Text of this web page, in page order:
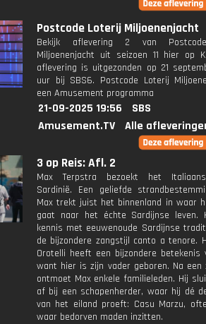
Postcode Loterij Miljoenenjacht
Bekijk aflevering 2 van
Miljoenenjacht uit seizoen 11 hier op
aflevering is uitgezonden op 21
uur bij SBS6. Postcode Loterij
een Amusement programma
21-09-2025 19:56
SBS
Amusement.TV
Alle
3 op Reis: Afl. 2
Max Terpstra bezoekt het
Sardinië. Een geliefde
Max trekt juist het binnenland in waar
gaat naar het échte Sardijnse leven.
kennis met eeuwenoude Sardijnse
de bijzondere zangstijl canto a tenore.
Orotelli heeft een bijzondere betekenis
want hier is zijn vader geboren. Na een
ontmoet Max enkele familieleden. Hij
af bij een schapenherder, waar hij dé
van het eiland proeft: Casu Marzu,
waar bedorven maden inzitten.